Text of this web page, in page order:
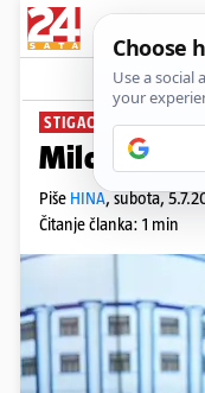
STIGAO NA SUD
Miloradu
Piše HINA,subota,
Čitanje članka: 1 min